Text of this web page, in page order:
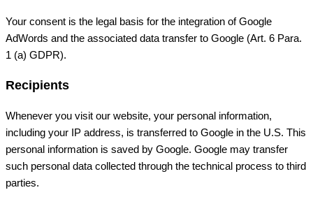
Your consent is the legal basis for the integration of Google
AdWords and the associated data transfer to Google (Art. 6 Para.
1 (a) GDPR).
Recipients
Whenever you visit our website, your personal information,
including your IP address, is transferred to Google in the U.S. This
personal information is saved by Google. Google may transfer
such personal data collected through the technical process to third
parties.